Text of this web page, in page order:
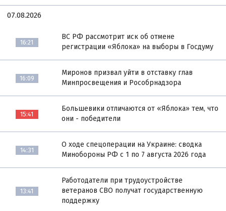
07.08.2026
16:21
ВС РФ рассмотрит иск об отмене
регистрации «Яблока» на выборы в Госдуму
16:09
Миронов призвал уйти в отставку глав
Минпросвещения и Рособрнадзора
15:41
Большевики отличаются от «Яблока» тем, что
они - победители
14:31
О ходе спецоперации на Украине: сводка
Минобороны РФ с 1 по 7 августа 2026 года
13:41
Работодатели при трудоустройстве
ветеранов СВО получат государственную
поддержку